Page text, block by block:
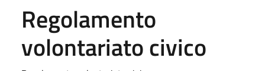
Regolamento
volontariato civico